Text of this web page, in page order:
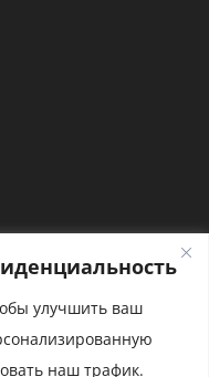
улучшить ваш
наш трафик.